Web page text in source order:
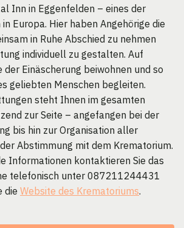
Inn in Eggenfelden – eines der
Europa. Hier haben Angehörige die
in Ruhe Abschied zu nehmen
individuell zu gestalten. Auf
der Einäscherung beiwohnen und so
geliebten Menschen begleiten.
steht Ihnen im gesamten
zur Seite – angefangen bei der
bis hin zur Organisation aller
Abstimmung mit dem Krematorium.
Informationen kontaktieren Sie das
telefonisch unter 087211244431
die Website des Krematoriums.